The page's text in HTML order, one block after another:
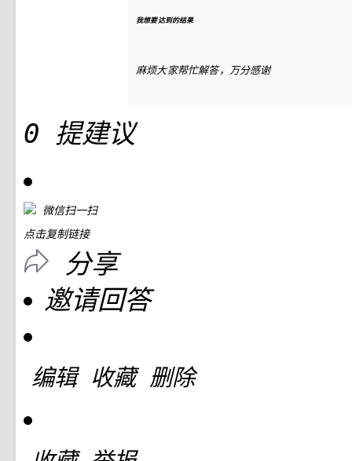
我想要达到的结果
麻烦大家帮忙解答，万分感谢
0 提建议
微信扫一扫
点击复制链接
分享
邀请回答
编辑 收藏 删除